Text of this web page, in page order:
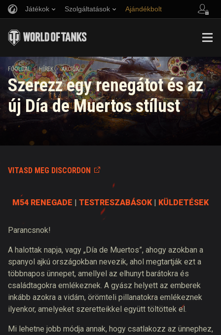
Játékok Szolgáltatások Ajándékbolt
Zene
Fair Play irányelvek
Wargaming.net játékközpont
Twitch Drops útmutató
Barát ajánlása
Discord
Mod Hub
Média
FŐOLDAL HÍREK AKCIÓK
Szerezz egy renegátot és az
új Día de Muertos stílust
VITASD MEG DISCORDON
M54 RENEGADE | TESTRESZABÁSOK| KÜLDETÉSEK
Parancsnok!
A halottak napja, vagy „Día de Muertos”, ahogy azokban a
spanyol ajkú országokban nevezik, ahol megtartják ezt a
többnapos ünnepet, amellyel az elhunyt barátokra és
családtagokra emlékeznek. A gyász helyett az emberek
inkább azokra a vidám, örömteli pillanatokra emlékeznek
ilyenkor, amelyeket szeretteikkel együtt töltöttek el.
Mi lehetne jobb módja annak, hogy csatlakozz az ünnephez,